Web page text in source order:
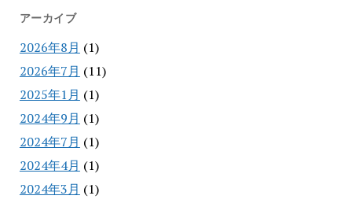
アーカイブ
2026年8月 (1)
2026年7月 (11)
2025年1月 (1)
2024年9月 (1)
2024年7月 (1)
2024年4月 (1)
2024年3月 (1)